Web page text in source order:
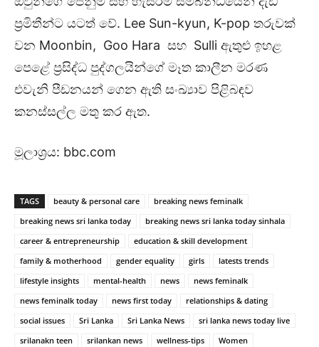
ප්‍රමිතීන්ට යටත් වේ. Lee Sun-kyun, K-pop තරුවක්
වන Moonbin, Goo Hara සහ Sulli ඇතුළු ඉහළ
පෙළේ ප්‍රසිද්ධ පුද්ගලයින්ගේ මෑත කාලීන මරණ
එවැනි පීඩනයන් ගෙන ඇති සංඛ්‍යාව පිළිබඳව
කනස්සල්ල මතු කර ඇත.
මූලාශ්‍රය: bbc.com
TAGS beauty & personal care
breaking news feminalk
breaking news sri lanka today
breaking news sri lanka today sinhala
career & entrepreneurship
education & skill development
family & motherhood
gender equality girls
latests trends
lifestyle insights
mental-health news
news feminalk
news feminalk today
news first today
relationships & dating
social issues
Sri Lanka Sri Lanka News
sri lanka news today live
srilanakn teen
srilankan news wellness-tips
Women